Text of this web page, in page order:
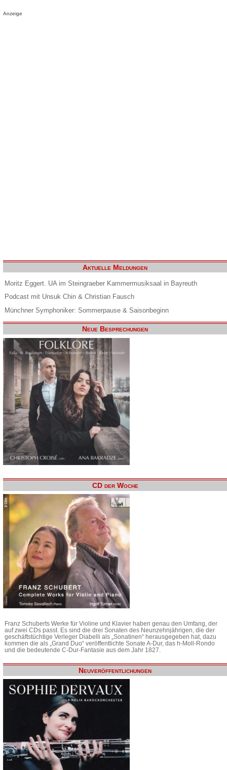
Anzeige
Aktuelle Meldungen
Moritz Eggert. UA im Steingraeber Kammermusiksaal in Bayreuth
Podcast mit Unsuk Chin & Christian Fausch
Münchner Symphoniker: Sommerpause & Saisonbeginn
Neue Besprechungen
CD der Woche
Franz Schuberts Werke für Violine und Klavier haben genau den Umfang, der
auf zwei CDs passt. Es sind die drei Sonaten des Neunzehnjährigen, die der
geschäftstüchtige Verleger Diabelli als „Sonatinen“ herausgegeben hat, dazu
kommen die als „Grand Duo“ veröffentlichte Sonate A-Dur, das h-Moll-Rondo
und die bedeutende C-Dur-Fantasie aus dem Jahr 1827.
Neuveröffentlichungen